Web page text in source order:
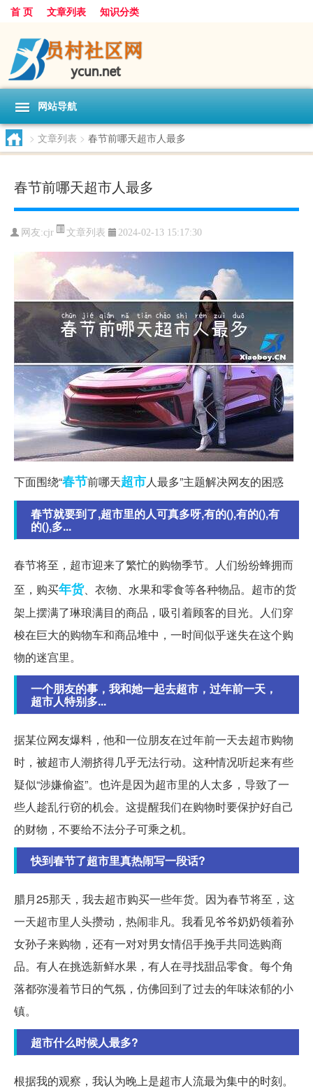
首 页 文章列表 知识分类
网站导航
> 文章列表 > 春节前哪天超市人最多
春节前哪天超市人最多
网友:cjr 文章列表 2024-02-13 15:17:30
下面围绕“春节前哪天超市人最多”主题解决网友的困惑
春节就要到了,超市里的人可真多呀,有的(),有的(),有
的(),多...
春节将至，超市迎来了繁忙的购物季节。人们纷纷蜂拥而
至，购买年货、衣物、水果和零食等各种物品。超市的货
架上摆满了琳琅满目的商品，吸引着顾客的目光。人们穿
梭在巨大的购物车和商品堆中，一时间似乎迷失在这个购
物的迷宫里。
一个朋友的事，我和她一起去超市，过年前一天，
超市人特别多...
据某位网友爆料，他和一位朋友在过年前一天去超市购物
时，被超市人潮挤得几乎无法行动。这种情况听起来有些
疑似“涉嫌偷盗”。也许是因为超市里的人太多，导致了一
些人趁乱行窃的机会。这提醒我们在购物时要保护好自己
的财物，不要给不法分子可乘之机。
快到春节了超市里真热闹写一段话?
腊月25那天，我去超市购买一些年货。因为春节将至，这
一天超市里人头攒动，热闹非凡。我看见爷爷奶奶领着孙
女孙子来购物，还有一对对男女情侣手挽手共同选购商
品。有人在挑选新鲜水果，有人在寻找甜品零食。每个角
落都弥漫着节日的气氛，仿佛回到了过去的年味浓郁的小
镇。
超市什么时候人最多?
根据我的观察，我认为晚上是超市人流最为集中的时刻。